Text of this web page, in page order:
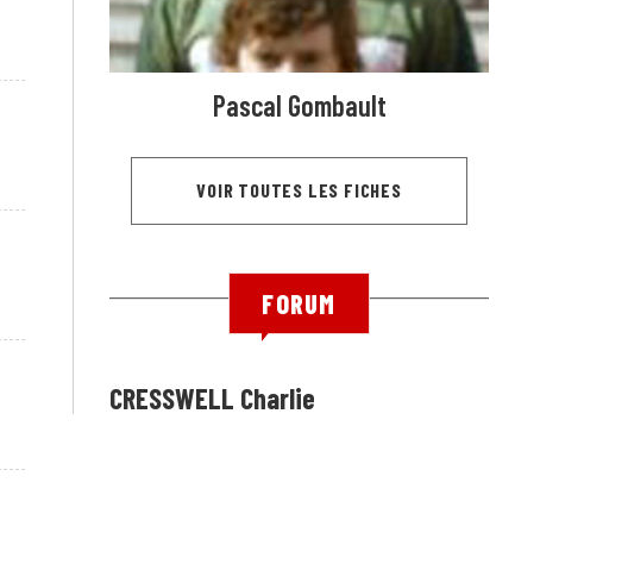
Pascal Gombault
VOIR TOUTES LES FICHES
FORUM
CRESSWELL Charlie